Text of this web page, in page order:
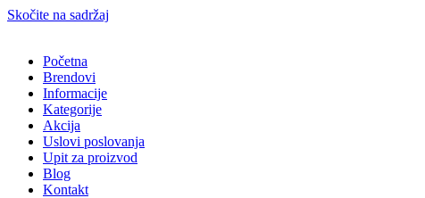
Skočite na sadržaj
Početna
Brendovi
Informacije
Kategorije
Akcija
Uslovi poslovanja
Upit za proizvod
Blog
Kontakt